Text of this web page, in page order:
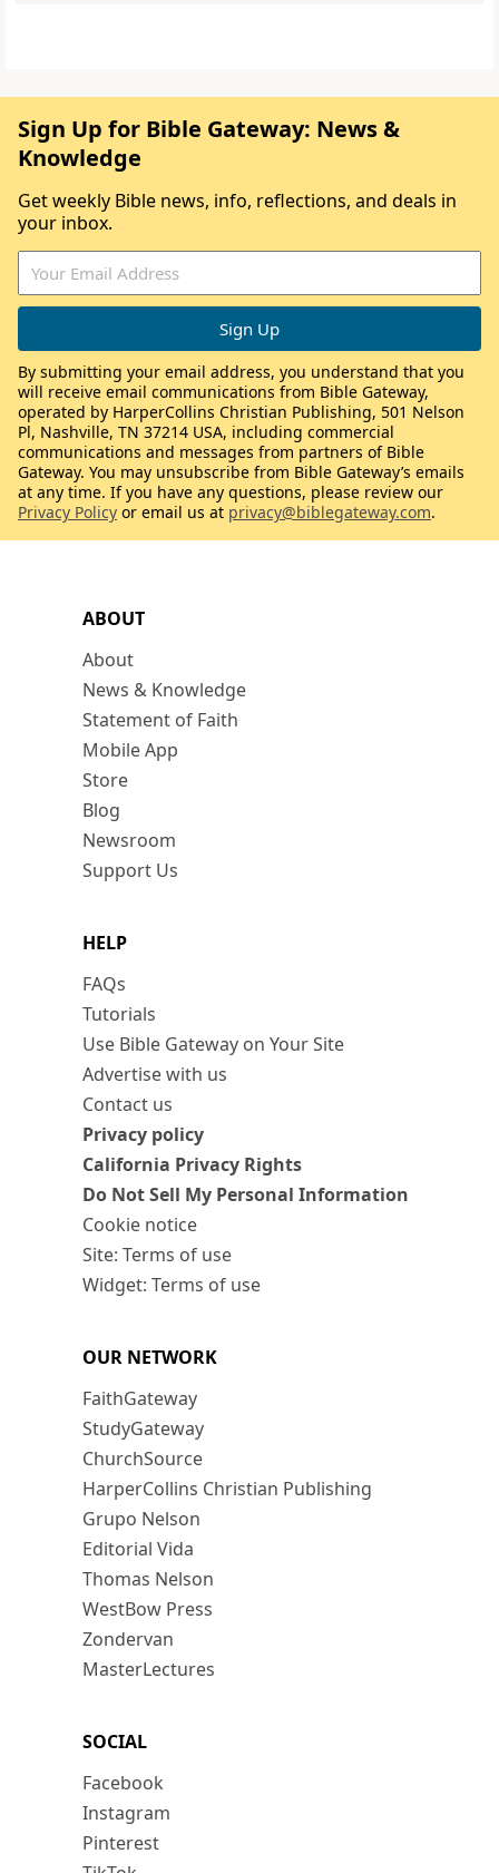
ABOUT
About
News & Knowledge
Statement of Faith
Mobile App
Store
Blog
Newsroom
Support Us
HELP
FAQs
Tutorials
Use Bible Gateway on Your Site
Advertise with us
Contact us
Privacy policy
California Privacy Rights
Do Not Sell My Personal Information
Cookie notice
Site: Terms of use
Widget: Terms of use
OUR NETWORK
FaithGateway
StudyGateway
ChurchSource
HarperCollins Christian Publishing
Grupo Nelson
Editorial Vida
Thomas Nelson
WestBow Press
Zondervan
MasterLectures
SOCIAL
Facebook
Instagram
Pinterest
Sign Up for Bible Gateway: News &
Knowledge
Get weekly Bible news, info, reflections, and deals in
your inbox.
By submitting your email address, you understand that you
will receive email communications from Bible Gateway,
operated by HarperCollins Christian Publishing, 501 Nelson
Pl, Nashville, TN 37214 USA, including commercial
communications and messages from partners of Bible
Gateway. You may unsubscribe from Bible Gateway’s emails
at any time. If you have any questions, please review our
Privacy Policy or email us at privacy@biblegateway.com.